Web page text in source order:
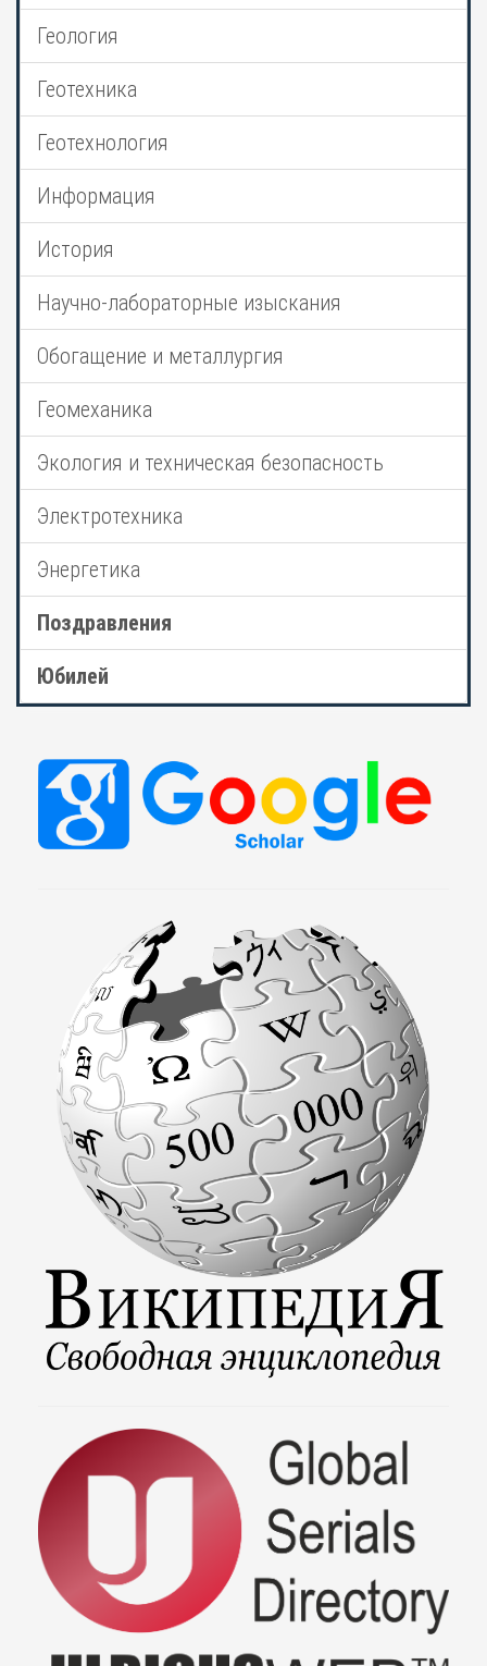
Геология
Геотехника
Геотехнология
Информация
История
Научно-лабораторные изыскания
Обогащение и металлургия
Геомеханика
Экология и техническая безопасность
Электротехника
Энергетика
Поздравления
Юбилей